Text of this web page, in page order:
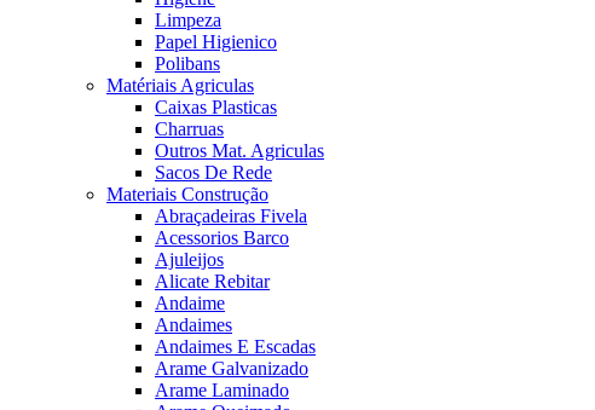
Limpeza
Papel Higienico
Polibans
Matériais Agriculas
Caixas Plasticas
Charruas
Outros Mat. Agriculas
Sacos De Rede
Materiais Construção
Abraçadeiras Fivela
Acessorios Barco
Ajuleijos
Alicate Rebitar
Andaime
Andaimes
Andaimes E Escadas
Arame Galvanizado
Arame Laminado